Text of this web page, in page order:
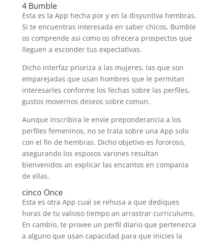
4 Bumble
Esta es la App hecha por y en la disyuntiva hembras.
Si te encuentras interesada en saber chicos, Bumble
os comprende asi­ como os ofrecera prospectos que
lleguen a esconder tus expectativas.
Dicho interfaz prioriza a las mujeres, las que son
emparejadas que usan hombres que le permitan
interesarles conforme los fechas sobre las perfiles,
gustos movernos deseos sobre comun.
Aunque inscribira le envie preponderancia a los
perfiles femeninos, no se trata sobre una App solo
con el fin de hembras. Dicho objetivo es fororoso,
asegurando los esposos varones resultan
bienvenidos an explicar las encantos en compania
de ellas.
cinco Once
Esta es otra App cual se rehusa a que dediques
horas de tu valioso tiempo an arrastrar curriculums.
En cambio, te provee un perfil diario que pertenezca
a alguno que usan capacidad para que inicies la